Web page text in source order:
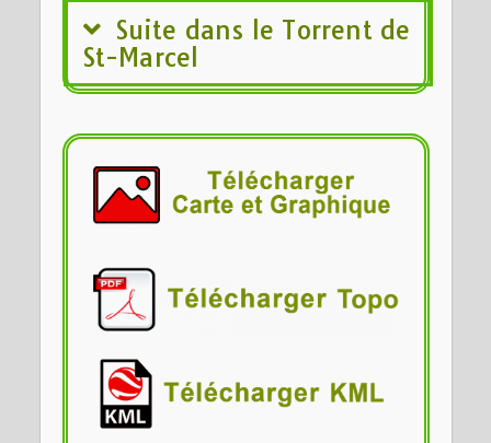
Suite dans le Torrent de
St-Marcel